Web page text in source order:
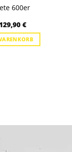
600er
Preis
€
€Aktueller
Preis
ist:
129,90 €.